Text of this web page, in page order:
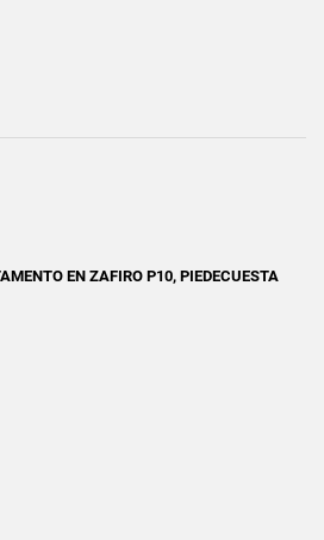
EN ZAFIRO P10, PIEDECUESTA